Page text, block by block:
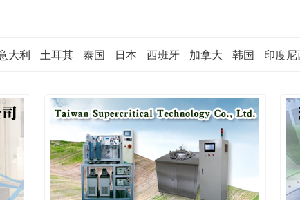
大利 土耳其 泰国 日本 西班牙 加拿大 韩国 印度尼